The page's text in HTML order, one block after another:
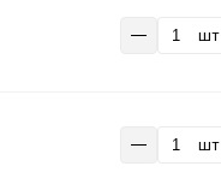
шт
шт